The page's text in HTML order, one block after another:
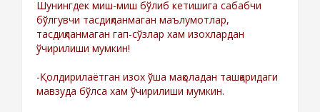
Шунингдек миш-миш бўлиб кетишига сабабчи
бўлгувчи тасдиқланмаган маълумотлар,
тасдиқланмаган гап-сўзлар хам изохлардан
ўчирилиши мумкин!
-Қолдирилаётган изох ўша мақоладан ташқаридаги
мавзуда бўлса хам ўчирилиши мумкин.